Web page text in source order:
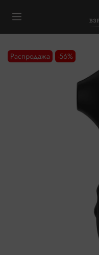
Распродажа -56%